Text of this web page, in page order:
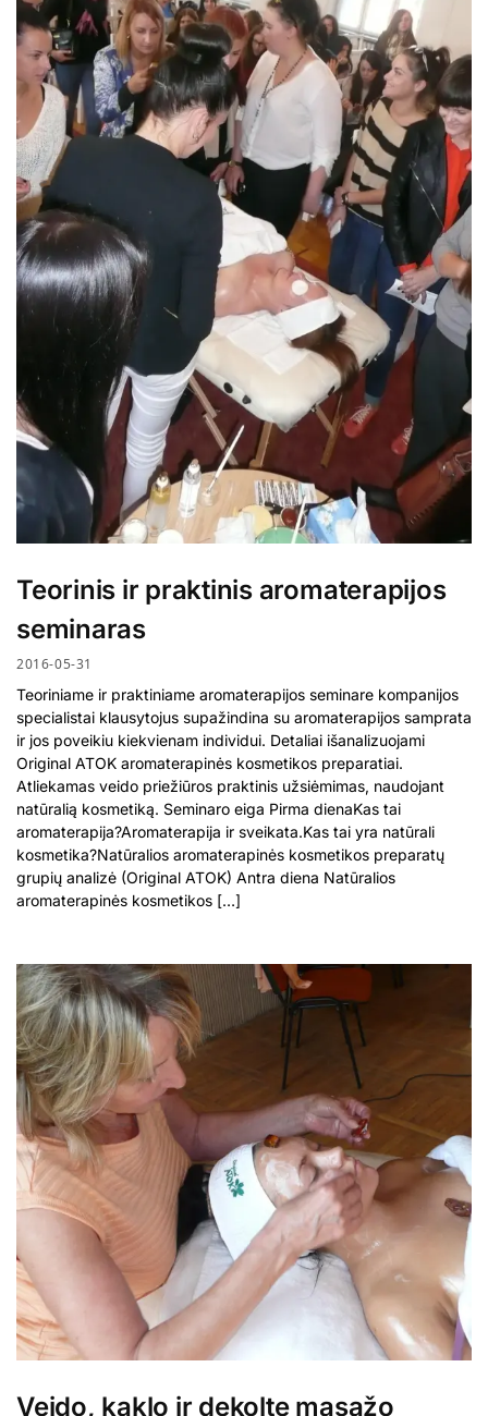
Teorinis ir praktinis aromaterapijos
seminaras
2016-05-31
Teoriniame ir praktiniame aromaterapijos seminare kompanijos
specialistai klausytojus supažindina su aromaterapijos samprata
ir jos poveikiu kiekvienam individui. Detaliai išanalizuojami
Original ATOK aromaterapinės kosmetikos preparatiai.
Atliekamas veido priežiūros praktinis užsiėmimas, naudojant
natūralią kosmetiką. Seminaro eiga Pirma dienaKas tai
aromaterapija?Aromaterapija ir sveikata.Kas tai yra natūrali
kosmetika?Natūralios aromaterapinės kosmetikos preparatų
grupių analizė (Original ATOK) Antra diena Natūralios
aromaterapinės kosmetikos […]
Veido, kaklo ir dekolte masažo